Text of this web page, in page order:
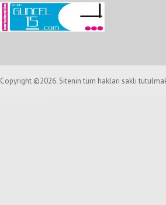
Copyright ©2026. Sitenin tüm hakları saklı